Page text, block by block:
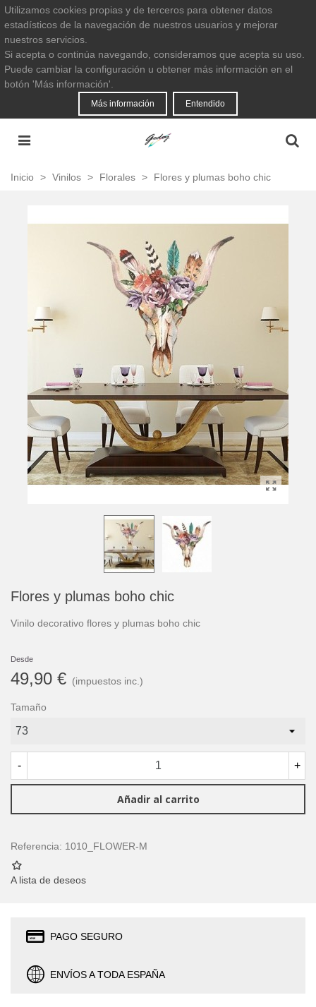
Utilizamos cookies propias y de terceros para obtener datos
estadísticos de la navegación de nuestros usuarios y mejorar
nuestros servicios.
Si acepta o continúa navegando, consideramos que acepta su uso.
Puede cambiar la configuración u obtener más información en el
botón 'Más información'.
Más información Entendido
Inicio > Vinilos > Florales > Flores y plumas boho chic
Flores y plumas boho chic
Vinilo decorativo flores y plumas boho chic
Desde
49,90 € (impuestos inc.)
Tamaño
- +
Añadir al carrito
Referencia: 1010_FLOWER-M
A lista de deseos
PAGO SEGURO
ENVÍOS A TODA ESPAÑA